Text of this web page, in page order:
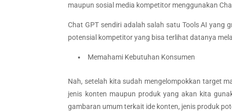
maupun sosial media kompetitor menggunakan
Chat GPT sendiri adalah salah satu Tools AI
potensial kompetitor yang bisa terlihat datanya
Memahami Kebutuhan Konsumen
Nah, setelah kita sudah mengelompokkan target
jenis konten maupun produk yang akan kita
gambaran umum terkait ide konten, jenis produk